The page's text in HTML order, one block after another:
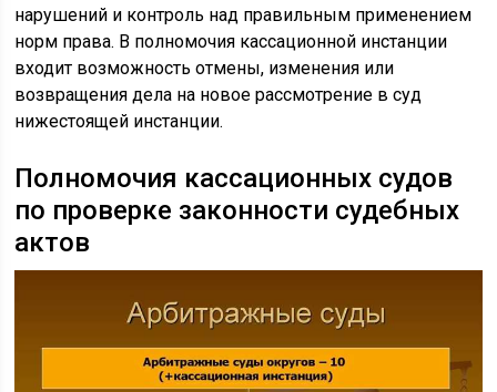
нарушений и контроль над правильным применением
норм права. В полномочия кассационной инстанции
входит возможность отмены, изменения или
возвращения дела на новое рассмотрение в суд
нижестоящей инстанции.
Полномочия кассационных судов
по проверке законности судебных
актов